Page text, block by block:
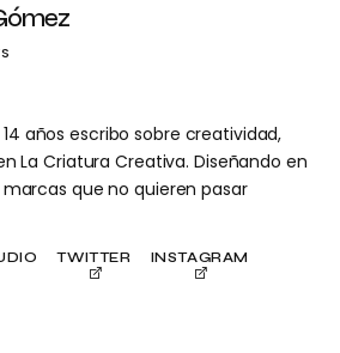
años escribo sobre creatividad,
La Criatura Creativa. Diseñando en
que no quieren pasar
TWITTER INSTAGRAM